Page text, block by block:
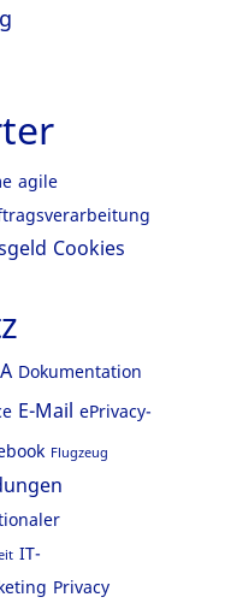
agile
Cookies
Dokumentation
E-Mail ePrivacy-
Flugzeug
IT-
Privacy